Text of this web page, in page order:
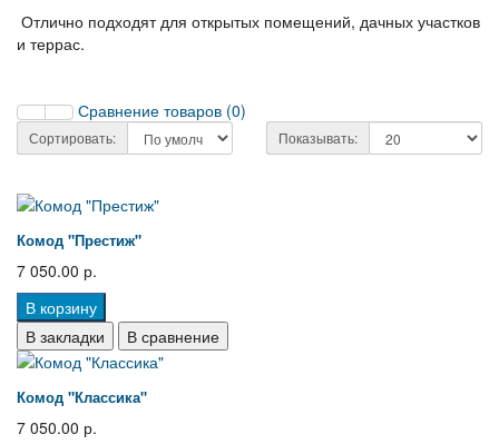
Отлично подходят для открытых помещений, дачных участков
и террас.
Сравнение товаров (0)
Сортировать: Показывать:
Комод "Престиж"
7 050.00 р.
В корзину
В закладки
В сравнение
Комод "Классика"
7 050.00 р.